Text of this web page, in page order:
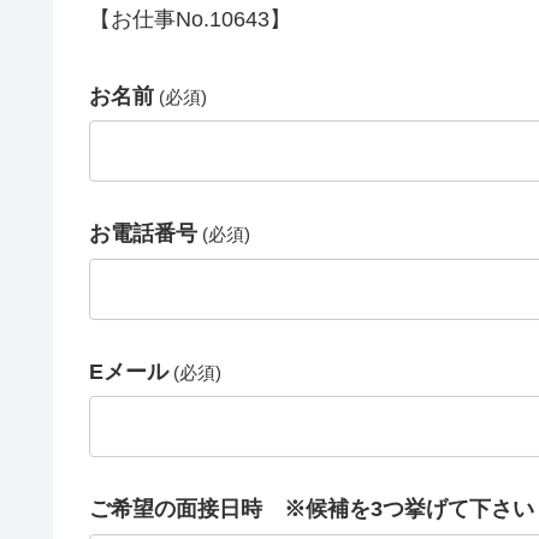
【お仕事No.10643】
お名前 (必須)
お電話番号 (必須)
Eメール (必須)
ご希望の面接日時 ※候補を3つ挙げて下さい